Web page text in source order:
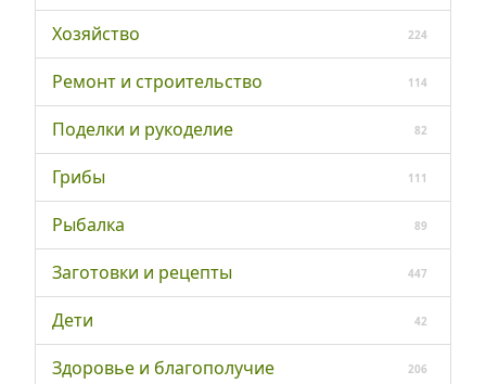
Хозяйство 224
Ремонт и строительство 114
Поделки и рукоделие 82
Грибы 111
Рыбалка 89
Заготовки и рецепты 447
Дети 42
Здоровье и благополучие 206